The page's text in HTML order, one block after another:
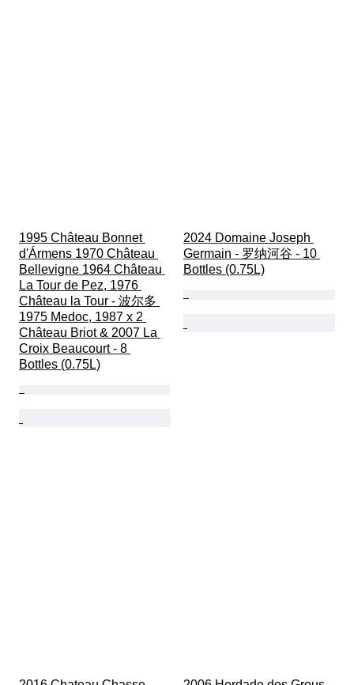
1995 Château Bonnet
d'Ármens 1970 Château
Bellevigne 1964 Château
La Tour de Pez, 1976
Château la Tour - 波尔多
1975 Medoc, 1987 x 2
Château Briot & 2007 La
Croix Beaucourt - 8
Bottles (0.75L)
2024 Domaine Joseph
Germain - 罗纳河谷 - 10
Bottles (0.75L)